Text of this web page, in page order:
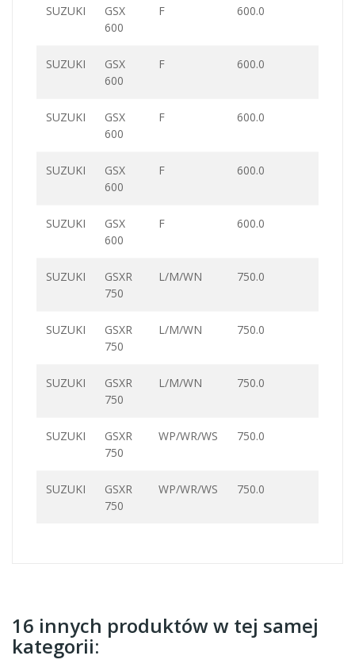
SUZUKI
GSX
600
F 600.0
SUZUKI
GSX
600
F 600.0
SUZUKI
GSX
600
F 600.0
SUZUKI
GSX
600
F 600.0
SUZUKI
GSX
600
F 600.0
SUZUKI
GSXR
750
L/M/WN 750.0
SUZUKI
GSXR
750
L/M/WN 750.0
SUZUKI
GSXR
750
L/M/WN 750.0
SUZUKI
GSXR
750
WP/WR/WS 750.0
SUZUKI
GSXR
750
WP/WR/WS 750.0
16 innych produktów w tej samej
kategorii: